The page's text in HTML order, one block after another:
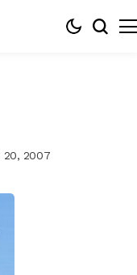
20, 2007